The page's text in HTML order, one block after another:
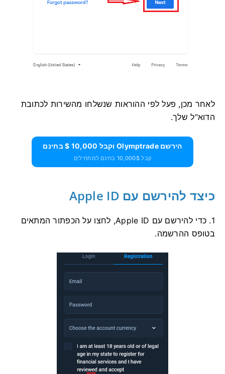
לאחר מכן, פעל לפי ההוראות שנשלחו מהשירות לכתובת
הדוא"ל שלך.
הירשם Olymptrade וקבל 10,000 $ בחינם
קבל 10,000$ בחינם למתחילים
כיצד להירשם עם Apple ID
1. כדי להירשם עם Apple ID, לחצו על הכפתור המתאים
בטופס ההרשמה.